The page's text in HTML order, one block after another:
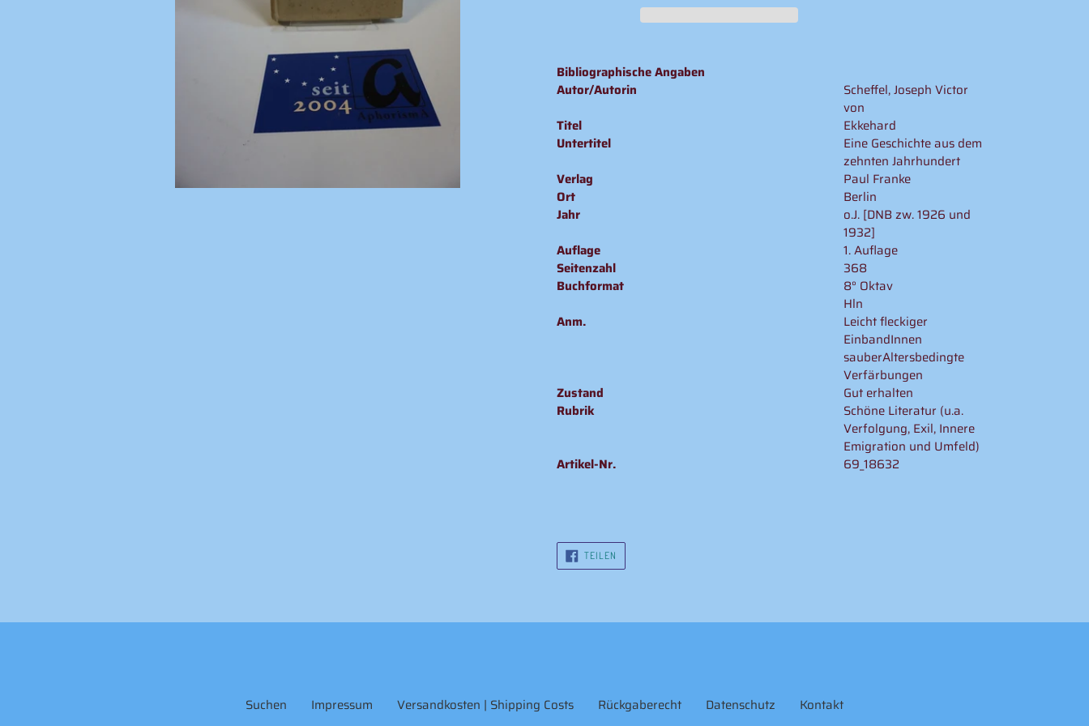
wird
zum
Warenkorb
hinzugefügt
Bibliographische Angaben
Autor/Autorin
Scheffel, Joseph Victor
von
Titel
Ekkehard
Untertitel
Eine Geschichte aus dem
zehnten Jahrhundert
Verlag
Paul Franke
Ort
Berlin
Jahr
o.J. [DNB zw. 1926 und
1932]
Auflage
1. Auflage
Seitenzahl
368
Buchformat
8° Oktav
Hln
Anm.
Leicht fleckiger
EinbandInnen
sauberAltersbedingte
Verfärbungen
Zustand
Gut erhalten
Rubrik
Schöne Literatur (u.a.
Verfolgung, Exil, Innere
Emigration und Umfeld)
Artikel-Nr.
69_18632
TEILEN
TEILEN
Suchen Impressum Versandkosten | Shipping Costs Rückgaberecht Datenschutz Kontakt